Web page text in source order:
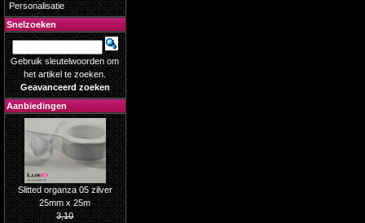
Personalisatie
Snelzoeken
Gebruik sleutelwoorden om
het artikel te zoeken.
Geavanceerd zoeken
Aanbiedingen
Slitted organza 05 zilver
25mm x 25m
3,10